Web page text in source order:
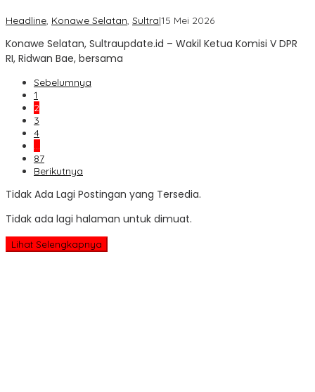
Headline, Konawe Selatan, Sultra|15 Mei 2026oleh
Update
Konawe Selatan, Sultraupdate.id – Wakil Ketua Komisi V DPR
RI, Ridwan Bae, bersama
Sebelumnya
1
2
3
4
…
87
Berikutnya
Tidak Ada Lagi Postingan yang Tersedia.
Tidak ada lagi halaman untuk dimuat.
Lihat Selengkapnya